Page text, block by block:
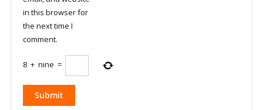
in this browser for
the next time I
comment.
8 + nine =